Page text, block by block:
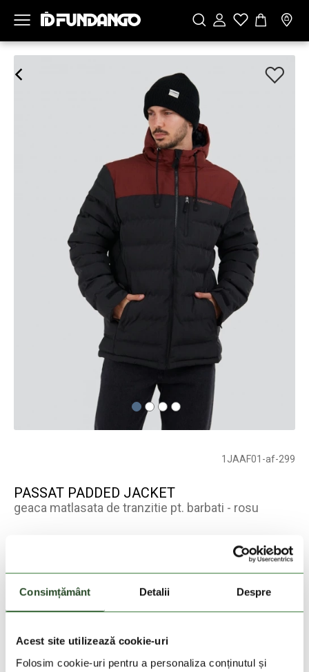
Consimțământ Detalii Despre
Acest site utilizează cookie-uri
Folosim cookie-uri pentru a personaliza conținutul și
1JAAF01-af-299
PASSAT PADDED JACKET
geaca matlasata de tranzitie pt. barbati - rosu
Stoc epuizat
livrare in 2-3 zile lucratoare